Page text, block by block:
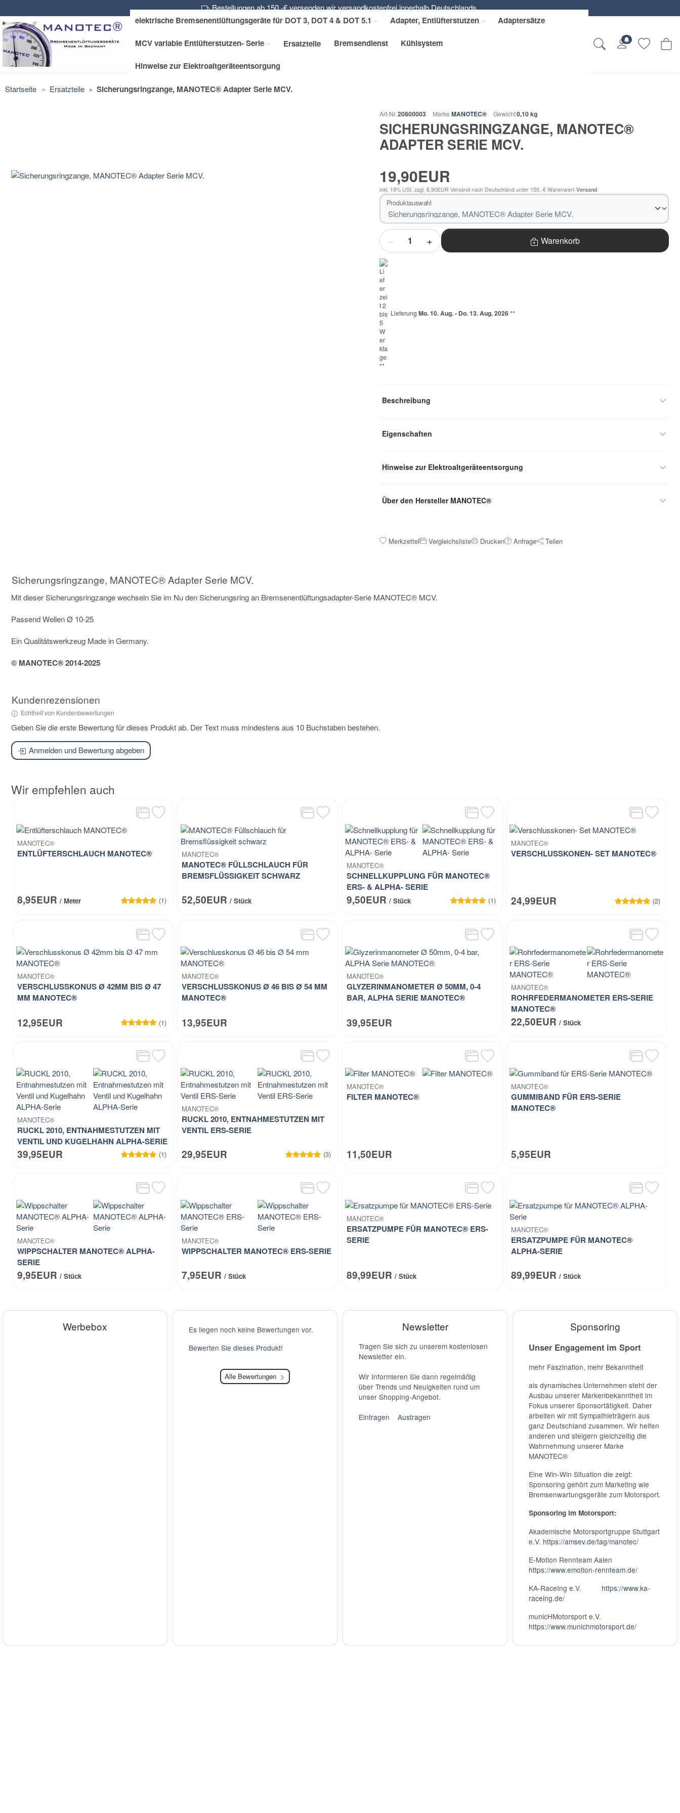
Bestellungen ab 150,-€ versenden wir versandkostenfrei innerhalb Deutschlands.
elektrische Bremsenentlüftungsgeräte für DOT 3, DOT 4 & DOT 5.1 Adapter, Entlüfterstutzen Adaptersätze
MCV variable Entlüfterstutzen- Serie Ersatzteile Bremsendienst Kühlsystem
Hinweise zur Elektroaltgeräteentsorgung
Startseite Ersatzteile Sicherungsringzange, MANOTEC® Adapter Serie MCV.
Art-Nr.20800003 Marke MANOTEC® Gewicht0,10 kg
SICHERUNGSRINGZANGE, MANOTEC®
ADAPTER SERIE MCV.
19,90EUR
inkl. 19% USt. zzgl. 6,90EUR Versand nach Deutschland unter 150,-€ Warenwert-Versand
Produktauswahl
Menge
Warenkorb
Lieferung Mo. 10. Aug. - Do. 13. Aug. 2026**
Beschreibung
Eigenschaften
Hinweise zur Elektroaltgeräteentsorgung
Über den Hersteller MANOTEC®
Merkzettel Vergleichsliste Drucken Anfrage Teilen
Sicherungsringzange, MANOTEC® Adapter Serie MCV.
Mit dieser Sicherungsringzange wechseln Sie im Nu den Sicherungsring an Bremsenentlüftungsadapter-Serie MANOTEC® MCV.
Passend Wellen Ø 10-25
Ein Qualitätswerkzeug Made in Germany.
© MANOTEC® 2014-2025
Kundenrezensionen
Echtheit von Kundenbewertungen
Geben Sie die erste Bewertung für dieses Produkt ab. Der Text muss mindestens aus 10 Buchstaben bestehen.
Anmelden und Bewertung abgeben
Wir empfehlen auch
MANOTEC®
ENTLÜFTERSCHLAUCH MANOTEC®
8,95EUR/ Meter (1)
MANOTEC®
MANOTEC® FÜLLSCHLAUCH FÜR
BREMSFLÜSSIGKEIT SCHWARZ
52,50EUR/ Stück
MANOTEC®
SCHNELLKUPPLUNG FÜR MANOTEC®
ERS- & ALPHA- SERIE
9,50EUR / Stück (1)
MANOTEC®
VERSCHLUSSKONEN- SET MANOTEC®
24,99EUR (2)
MANOTEC®
VERSCHLUSSKONUS Ø 42MM BIS Ø 47
MM MANOTEC®
12,95EUR (1)
MANOTEC®
VERSCHLUSSKONUS Ø 46 BIS Ø 54 MM
MANOTEC®
13,95EUR
MANOTEC®
GLYZERINMANOMETER Ø 50MM, 0-4
BAR, ALPHA SERIE MANOTEC®
39,95EUR
MANOTEC®
ROHRFEDERMANOMETER ERS-SERIE
MANOTEC®
22,50EUR / Stück
MANOTEC®
RUCKL 2010, ENTNAHMESTUTZEN MIT
VENTIL UND KUGELHAHN ALPHA-SERIE
39,95EUR (1)
MANOTEC®
RUCKL 2010, ENTNAHMESTUTZEN MIT
VENTIL ERS-SERIE
29,95EUR (3)
MANOTEC®
FILTER MANOTEC®
11,50EUR
MANOTEC®
GUMMIBAND FÜR ERS-SERIE
MANOTEC®
5,95EUR
MANOTEC®
WIPPSCHALTER MANOTEC® ALPHA-
SERIE
9,95EUR/ Stück
MANOTEC®
WIPPSCHALTER MANOTEC® ERS-SERIE
7,95EUR/ Stück
MANOTEC®
ERSATZPUMPE FÜR MANOTEC® ERS-
SERIE
89,99EUR / Stück
MANOTEC®
ERSATZPUMPE FÜR MANOTEC®
ALPHA-SERIE
89,99EUR / Stück
Werbebox
Es liegen noch keine Bewertungen vor.
Bewerten Sie dieses Produkt!
Alle Bewertungen
Newsletter
Tragen Sie sich zu unserem kostenlosen
Newsletter ein.
Wir Informieren Sie dann regelmäßig
über Trends und Neuigkeiten rund um
unser Shopping-Angebot.
Eintragen
Austragen
Sponsoring
Unser Engagement im Sport
mehr Faszination, mehr Bekanntheit
als dynamisches Unternehmen steht der
Ausbau unserer Markenbekanntheit im
Fokus unserer Sponsortätigkeit. Daher
arbeiten wir mit Sympathieträgern aus
ganz Deutschland zusammen. Wir helfen
anderen und steigern gleichzeitig die
Wahrnehmung unserer Marke
MANOTEC®
Eine Win-Win Situation die zeigt:
Sponsoring gehört zum Marketing wie
Bremsenwartungsgeräte zum Motorsport.
Sponsoring im Motorsport:
Akademische Motorsportgruppe Stuttgart
e.V. https://amsev.de/tag/manotec/
E-Motion Rennteam Aalen
https://www.emotion-rennteam.de/
KA-RaceIng e.V. https://www.ka-
raceing.de/
municHMotorsport e.V.
https://www.munichmotorsport.de/